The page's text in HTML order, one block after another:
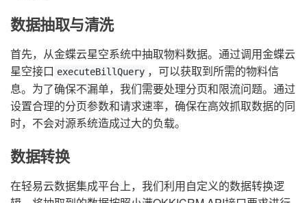
数据抽取与清洗
首先，从金蝶云星空系统中抽取物料数据。通过调用金蝶云
星空接口 executeBillQuery ，可以获取到所需的物料信
息。为了确保不漏单，我们需要处理分页和限流问题。通过
设置合理的分页参数和请求速率，确保在高效抓取数据的同
时，不会对源系统造成过大的负载。
数据转换
在轻易云数据集成平台上，我们利用自定义的数据转换逻